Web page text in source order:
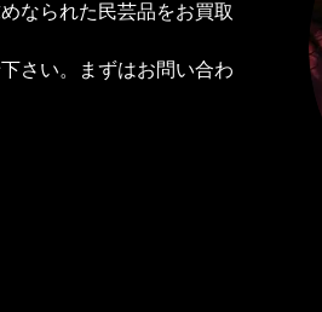
なられた民芸品をお買取
さい。まずはお問い合わ